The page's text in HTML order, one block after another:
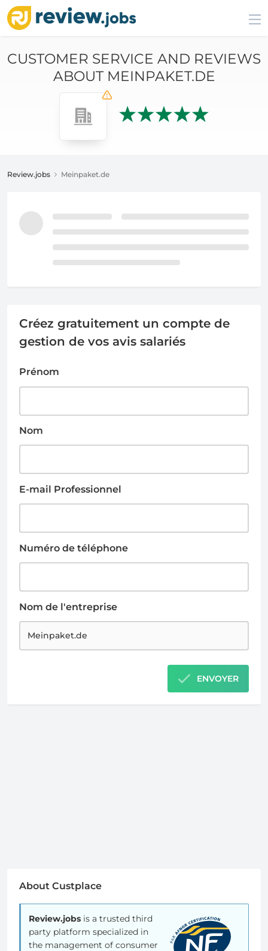
CUSTOMER SERVICE AND REVIEWS
ABOUT MEINPAKET.DE
Review.jobs Meinpaket.de
Créez gratuitement un compte de
gestion de vos avis salariés
Prénom
Nom
E-mail Professionnel
Numéro de téléphone
Nom de l'entreprise
ENVOYER
About Custplace
Review.jobs is a trusted third
party platform specialized in
the management of consumer